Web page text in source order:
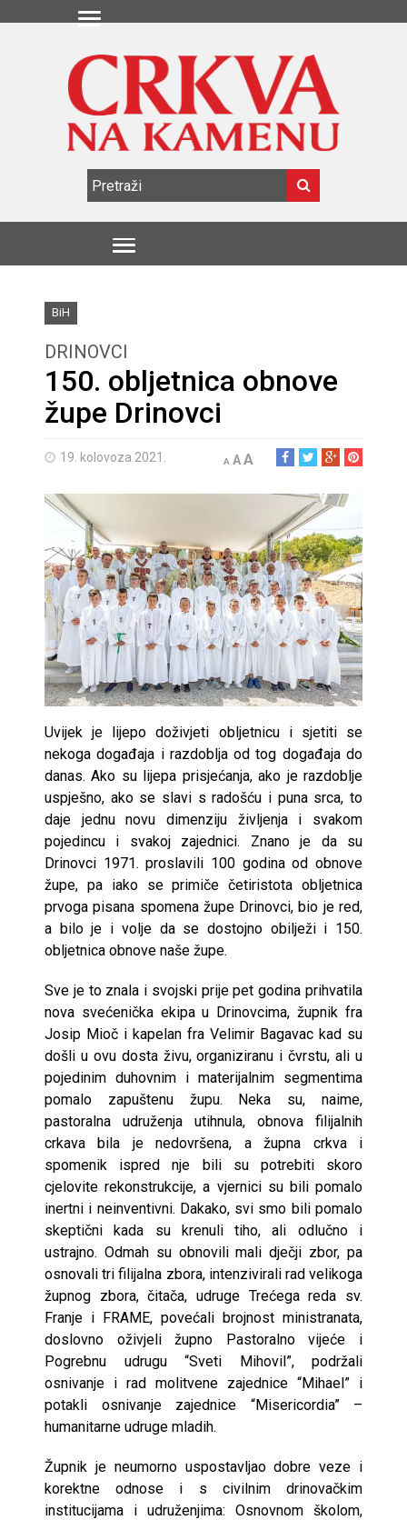
BiH
DRINOVCI
150. obljetnica obnove
župe Drinovci
19. kolovoza 2021. A AA
Uvijek je lijepo doživjeti obljetnicu i sjetiti se
nekoga događaja i razdoblja od tog događaja do
danas. Ako su lijepa prisjećanja, ako je razdoblje
uspješno, ako se slavi s radošću i puna srca, to
daje jednu novu dimenziju življenja i svakom
pojedincu i svakoj zajednici. Znano je da su
Drinovci 1971. proslavili 100 godina od obnove
župe, pa iako se primiče četiristota obljetnica
prvoga pisana spomena župe Drinovci, bio je red,
a bilo je i volje da se dostojno obilježi i 150.
obljetnica obnove naše župe.
Sve je to znala i svojski prije pet godina prihvatila
nova svećenička ekipa u Drinovcima, župnik fra
Josip Mioč i kapelan fra Velimir Bagavac kad su
došli u ovu dosta živu, organiziranu i čvrstu, ali u
pojedinim duhovnim i materijalnim segmentima
pomalo zapuštenu župu. Neka su, naime,
pastoralna udruženja utihnula, obnova filijalnih
crkava bila je nedovršena, a župna crkva i
spomenik ispred nje bili su potrebiti skoro
cjelovite rekonstrukcije, a vjernici su bili pomalo
inertni i neinventivni. Dakako, svi smo bili pomalo
skeptični kada su krenuli tiho, ali odlučno i
ustrajno. Odmah su obnovili mali dječji zbor, pa
osnovali tri filijalna zbora, intenzivirali rad velikoga
župnog zbora, čitača, udruge Trećega reda sv.
Franje i FRAME, povećali brojnost ministranata,
doslovno oživjeli župno Pastoralno vijeće i
Pogrebnu udrugu “Sveti Mihovil”, podržali
osnivanje i rad molitvene zajednice “Mihael” i
potakli osnivanje zajednice “Misericordia” –
humanitarne udruge mladih.
Župnik je neumorno uspostavljao dobre veze i
korektne odnose i s civilnim drinovačkim
institucijama i udruženjima: Osnovnom školom,